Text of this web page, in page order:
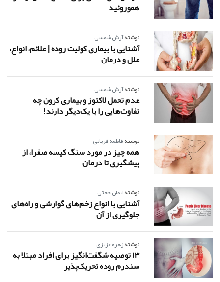
هموروئید
نوشتهآرش شمسی
آشنایی با بیماری کولیت روده | علائم، انواع،
علل و درمان
نوشتهآرش شمسی
عدم تحمل لاکتوز و بیماری کرون چه
تفاوت‌هایی را با یک‌دیگر دارند!
نوشتهفاطمه قربانی
همه چیز در مورد سنگ کیسه صفرا، از
پیشگیری تا درمان
نوشتهایمان حجتی
آشنایی با انواع زخم‌های گوارشی و راه‌های
جلوگیری از آن
نوشتهزهره عزیزی
13 توصیه شگفت‌انگیز برای افراد مبتلا به
سندرم روده تحریک‌پذیر